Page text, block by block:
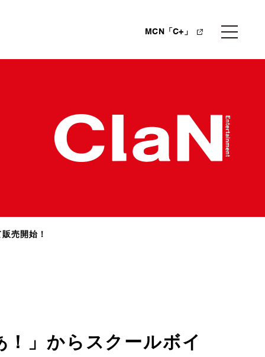
MCN「C+」
売開始！
」からスクールボイ